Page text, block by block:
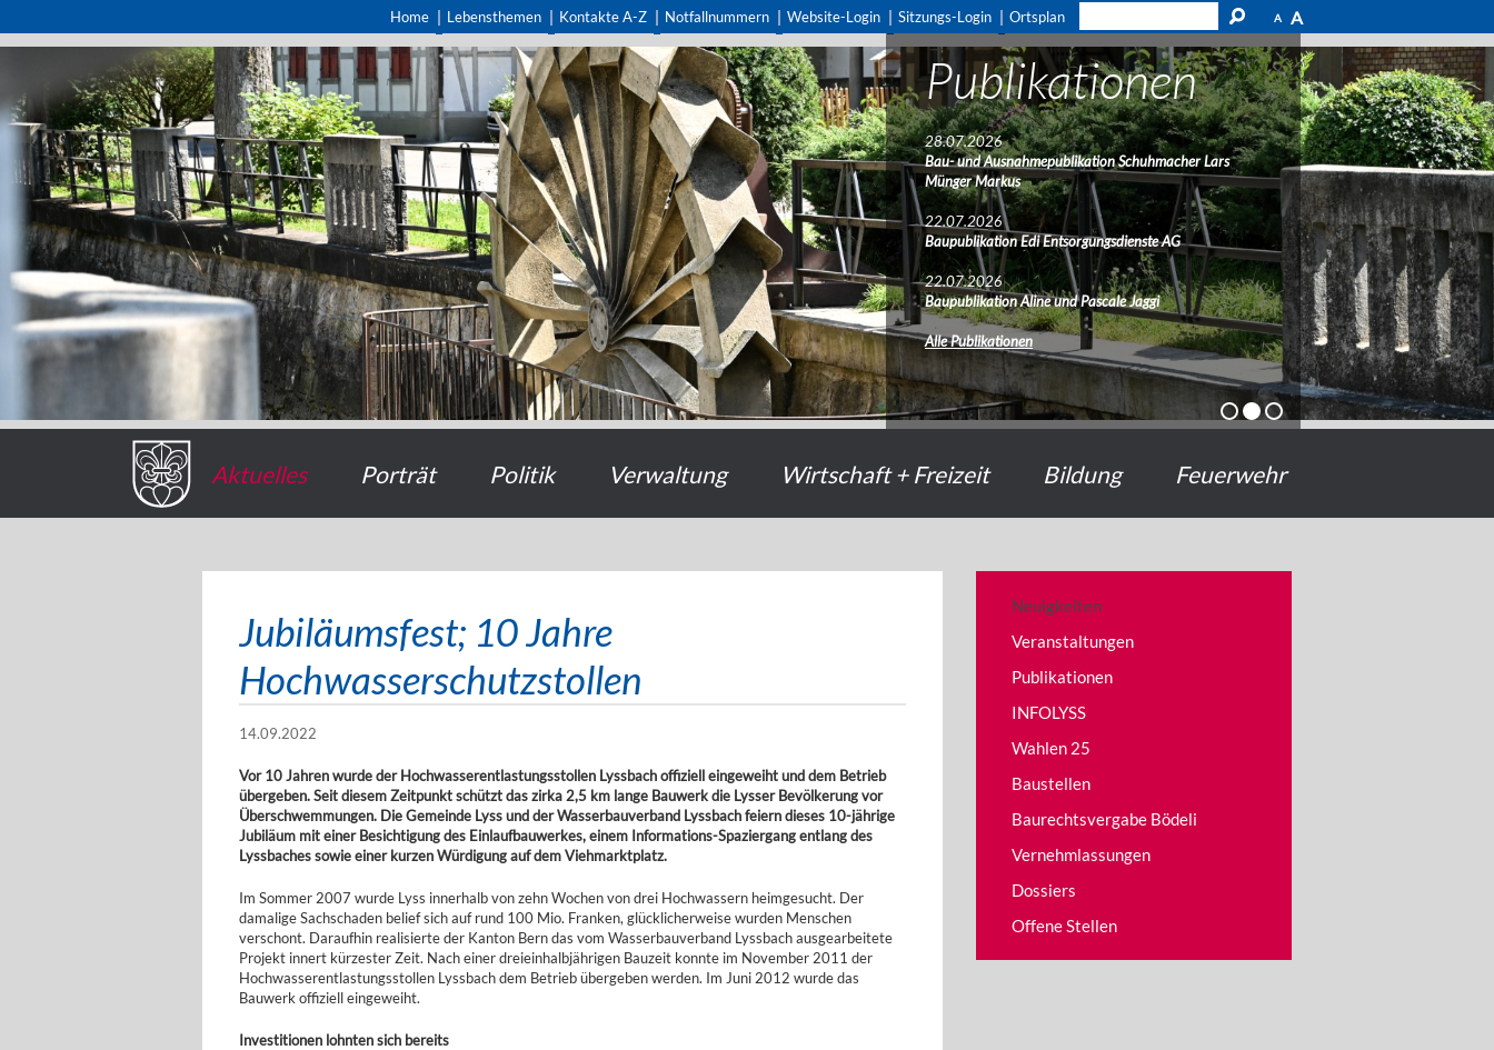
A A
Home Lebensthemen Kontakte A-Z Notfallnummern Website-Login Sitzungs-Login Ortsplan
Publikationen
28.07.2026
Bau- und Ausnahmepublikation Schuhmacher Lars
Münger Markus
22.07.2026
Baupublikation Edi Entsorgungsdienste AG
22.07.2026
Baupublikation Aline und Pascale Jaggi
Alle Publikationen
Aktuelles Porträt Politik Verwaltung Wirtschaft + Freizeit Bildung Feuerwehr
Jubiläumsfest; 10 Jahre
Hochwasserschutzstollen
14.09.2022
Vor 10 Jahren wurde der Hochwasserentlastungsstollen Lyssbach offiziell eingeweiht und dem Betrieb
übergeben. Seit diesem Zeitpunkt schützt das zirka 2,5 km lange Bauwerk die Lysser Bevölkerung vor
Überschwemmungen. Die Gemeinde Lyss und der Wasserbauverband Lyssbach feiern dieses 10-jährige
Jubiläum mit einer Besichtigung des Einlaufbauwerkes, einem Informations-Spaziergang entlang des
Lyssbaches sowie einer kurzen Würdigung auf dem Viehmarktplatz.
Im Sommer 2007 wurde Lyss innerhalb von zehn Wochen von drei Hochwassern heimgesucht. Der
damalige Sachschaden belief sich auf rund 100 Mio. Franken, glücklicherweise wurden Menschen
verschont. Daraufhin realisierte der Kanton Bern das vom Wasserbauverband Lyssbach ausgearbeitete
Projekt innert kürzester Zeit. Nach einer dreieinhalbjährigen Bauzeit konnte im November 2011 der
Hochwasserentlastungsstollen Lyssbach dem Betrieb übergeben werden. Im Juni 2012 wurde das
Bauwerk offiziell eingeweiht.
Investitionen lohnten sich bereits
Neuigkeiten
Veranstaltungen
Publikationen
INFOLYSS
Wahlen 25
Baustellen
Baurechtsvergabe Bödeli
Vernehmlassungen
Dossiers
Offene Stellen